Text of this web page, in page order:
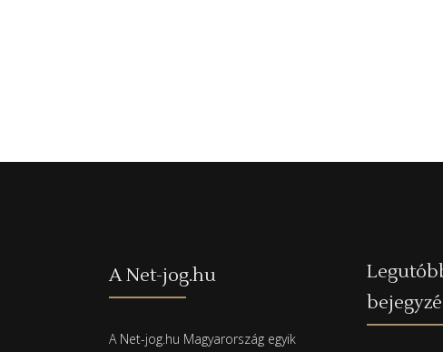
A Net-jog.hu
A Net-jog.hu Magyarország egyik